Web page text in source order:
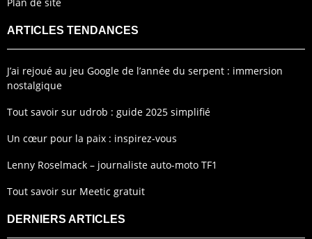
ARTICLES TENDANCES
J’ai rejoué au jeu Google de l’année du serpent : immersion
nostalgique
Tout savoir sur udrob : guide 2025 simplifié
Un cœur pour la paix : inspirez-vous
Lenny Roselmack – journaliste auto-moto TF1
Tout savoir sur Meetic gratuit
DERNIERS ARTICLES